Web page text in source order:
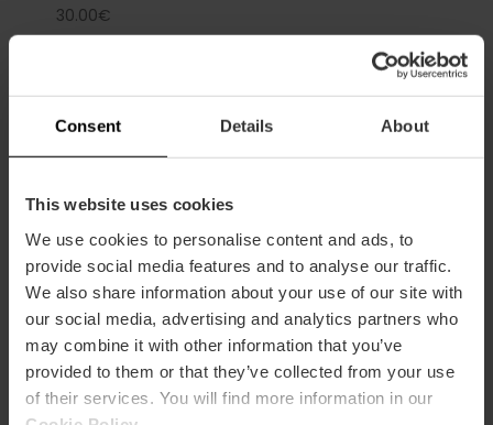
Consent Details About
This website uses cookies
We use cookies to personalise content and ads, to
provide social media features and to analyse our traffic.
We also share information about your use of our site with
our social media, advertising and analytics partners who
may combine it with other information that you’ve
provided to them or that they’ve collected from your use
of their services. You will find more information in our
30.00€
Capacité
Restaurant
100